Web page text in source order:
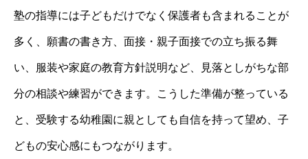
塾の指導には子どもだけでなく保護者も含まれることが
多く、願書の書き方、面接・親子面接での立ち振る舞
い、服装や家庭の教育方針説明など、見落としがちな部
分の相談や練習ができます。こうした準備が整っている
と、受験する幼稚園に親としても自信を持って望め、子
どもの安心感にもつながります。